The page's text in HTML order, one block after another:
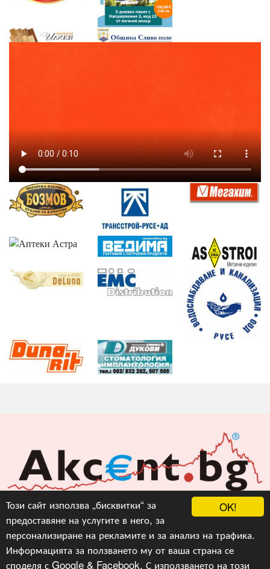
OK!
Този сайт използва „бисквитки“ за
предоставяне на услугите в него, за
персонализиране на рекламите и за анализ на трафика.
Информацията за ползването му от ваша страна се
споделя с Google & Facebook. С използването на този
Акцент БГ ЕООД
info@akcent.bg
Facebook